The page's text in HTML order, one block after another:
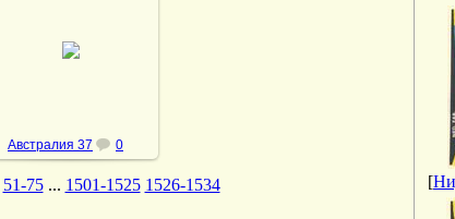
Оборотная к этикетке
18.
Австралия 37 0
51-75 ... 1501-1525 1526-1534 [